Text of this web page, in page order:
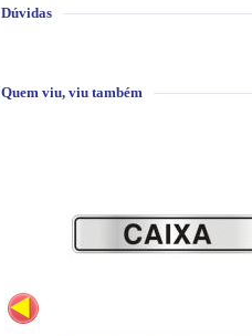
Dúvidas
Quem viu, viu também